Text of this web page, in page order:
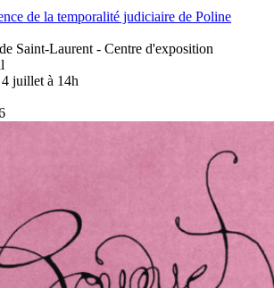
de la temporalité judiciaire de Poline
Saint-Laurent - Centre d'exposition
4 juillet à 14h